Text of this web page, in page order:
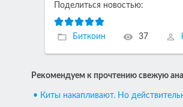
Поделиться новостью:
Биткоин 37
Рекомендуем к прочтению свежую
• Киты накапливают. Но